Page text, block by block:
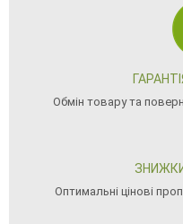
Обмін товару та
Оптимальні цінові